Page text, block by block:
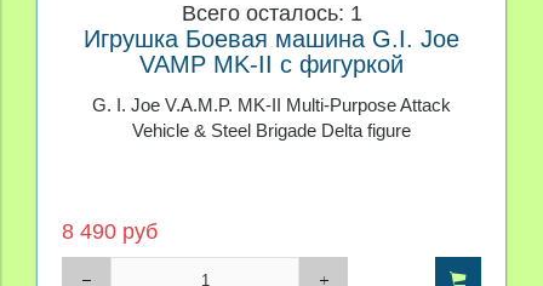
Всего осталось: 1
Игрушка Боевая машина G.I. Joe
VAMP MK-II с фигуркой
G. I. Joe V.A.M.P. MK-II Multi-Purpose Attack
Vehicle & Steel Brigade Delta figure
8 490 руб